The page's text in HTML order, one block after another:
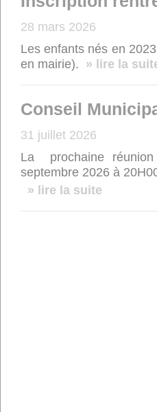
28 mars 2026
Les enfants nés en
en mairie). » lire la
Conseil
31 juillet 2026
La prochaine
septembre 2026 à
» lire la suite